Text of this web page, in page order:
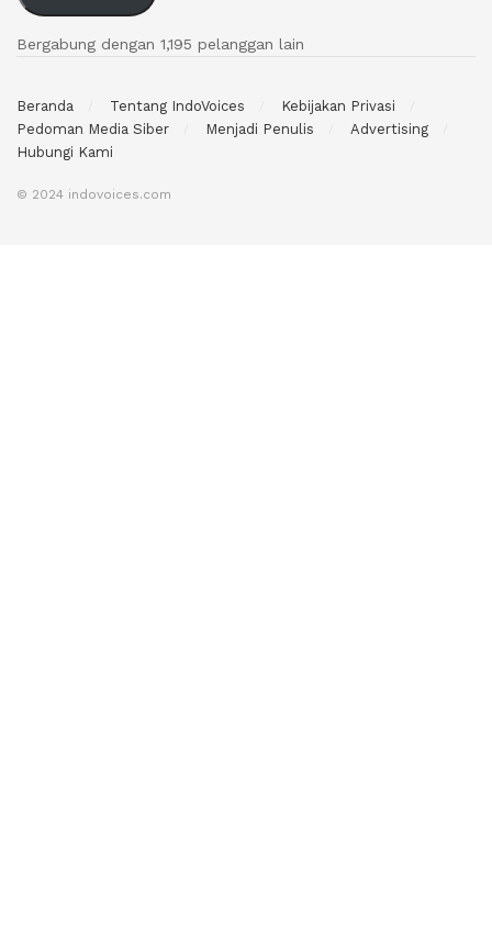
Bergabung dengan 1,195 pelanggan lain
Beranda Tentang IndoVoices
Kebijakan Privasi
Pedoman Media Siber
Menjadi Penulis
Advertising
Hubungi Kami
© 2024 indovoices.com